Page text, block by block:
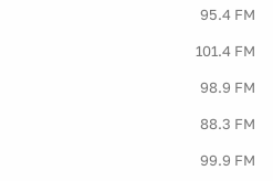
95.4 FM
101.4 FM
98.9 FM
88.3 FM
99.9 FM